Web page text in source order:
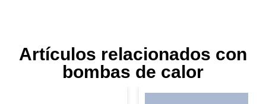
Artículos relacionados con
bombas de calor